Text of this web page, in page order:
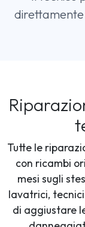
direttamente
Tutte le
con ricambi
mesi sugli
lavatrici,
di aggiustare